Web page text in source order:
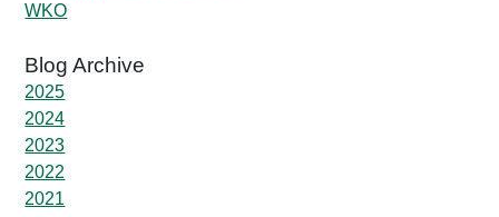
WKO
2025
2024
2023
2022
2021